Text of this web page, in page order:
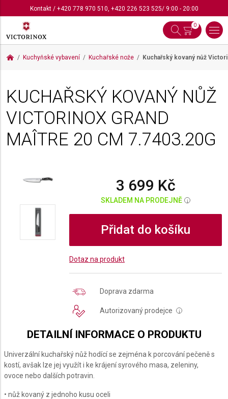
Kontakt/ +420 778 970 510, +420 226 523 525/ 9:00 - 20:00
0
Kuchyňské vybavení Kuchařské nože Kuchařský kovaný nůž
KUCHAŘSKÝ KOVANÝ NŮŽ
VICTORINOX GRAND
MAÎTRE 20 CM 7.7403.20G
3 699 Kč
SKLADEM NA PRODEJNĚ i
Přidat do košíku
Dotaz na produkt
Doprava zdarma
Autorizovaný prodejce i
DETAILNÍ INFORMACE O PRODUKTU
Univerzální kuchařský nůž hodící se zejména k porcování pečeně s
kostí, avšak lze jej využít i ke krájení syrového masa, zeleniny,
ovoce nebo dalších potravin.
• nůž kovaný z jednoho kusu oceli